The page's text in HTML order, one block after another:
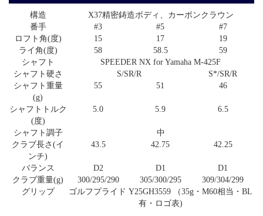
構造
X37精密鋳造ボディ、カーボンクラウン
番手
#3 #5
#7
ロフト角(度)
15 17
19
ライ角(度)
58 58.5
59
シャフト
SPEEDER NX for Yamaha M-425F
シャフト硬さ
S/SR/R
S*/SR/R
シャフト重量
(g)
55 51 46
シャフトトルク
(度)
5.0 5.9 6.5
シャフト調子
中
クラブ長さ(イ
ンチ)
43.5 42.75 42.25
バランス D2 D1
D1
クラブ重量(g)
300/295/290 305/300/295
309/304/299
グリップ
ゴルフプライド Y25GH3559 （35g・M60相当・BL
有・ロゴ表)